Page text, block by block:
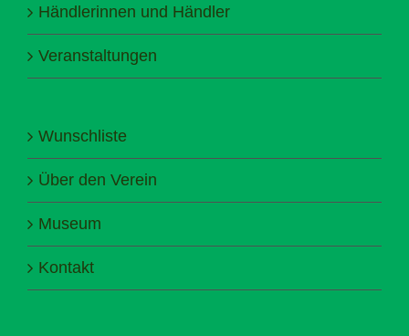
Händlerinnen und Händler
Veranstaltungen
Wunschliste
Über den Verein
Museum
Kontakt